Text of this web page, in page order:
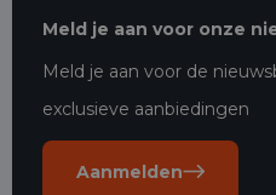
Meld je aan voor onze
Meld je aan voor de
exclusieve aanbiedingen
Aanmelden